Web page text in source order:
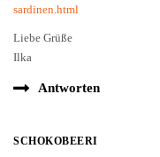
sardinen.html
Liebe Grüße
Ilka
Antworten
SCHOKOBEERI